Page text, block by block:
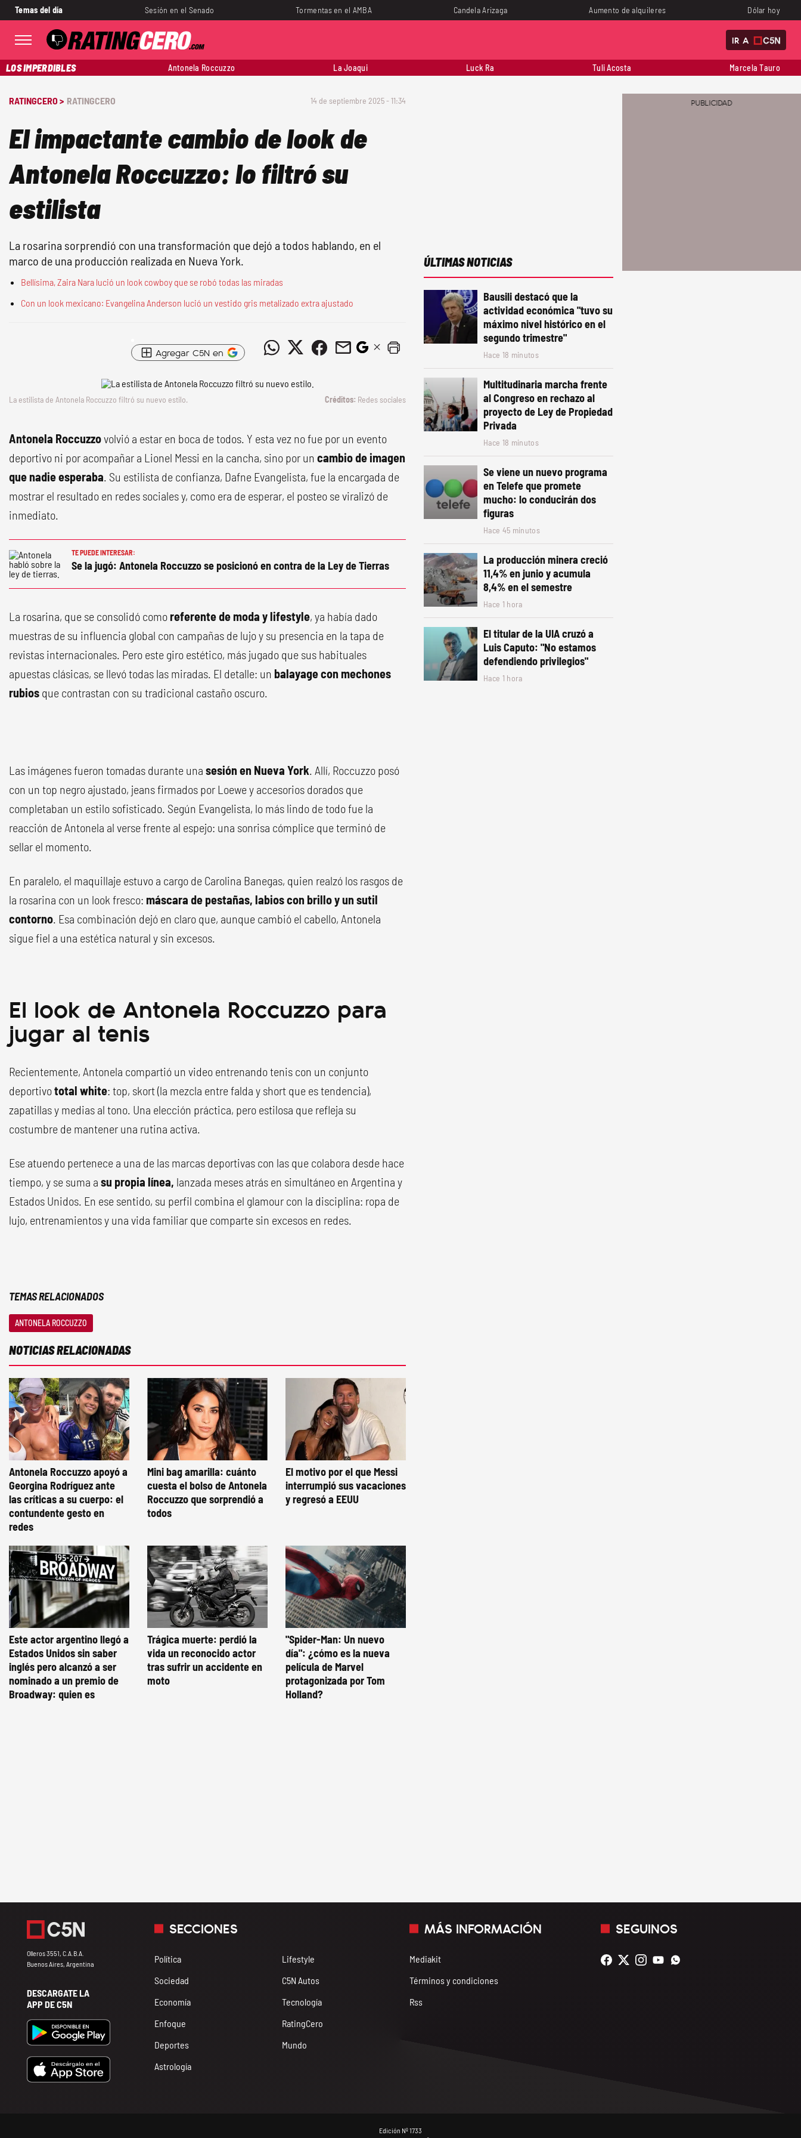
Temas del día Sesión en el Senado Tormentas en el AMBA Candela Arizaga Aumento de alquileres Dólar hoy
IR A
LOS IMPERDIBLES Antonela Roccuzzo La Joaqui Luck Ra Tuli Acosta Marcela Tauro
RATINGCERO > RATINGCERO 14 de septiembre 2025 - 11:34
El impactante cambio de look de
Antonela Roccuzzo: lo filtró su
estilista
La rosarina sorprendió con una transformación que dejó a todos hablando, en el
marco de una producción realizada en Nueva York.
Bellísima, Zaira Nara lució un look cowboy que se robó todas las miradas
Con un look mexicano: Evangelina Anderson lució un vestido gris metalizado extra ajustado
Agregar C5N en
La estilista de Antonela Roccuzzo filtró su nuevo estilo. Redes sociales
Antonela Roccuzzovolvió a estar en boca de todos. Y esta vez no fue por un evento
deportivo ni por acompañar a Lionel Messi en la cancha, sino por un cambio de imagen
que nadie esperaba. Su estilista de confianza, Dafne Evangelista, fue la encargada de
mostrar el resultado en redes sociales y, como era de esperar, el posteo se viralizó de
inmediato.
TE PUEDE INTERESAR:
Se la jugó: Antonela Roccuzzo se posicionó en contra de la Ley de Tierras
La rosarina, que se consolidó como referente de moda y lifestyle, ya había dado
muestras de su influencia global con campañas de lujo y su presencia en la tapa de
revistas internacionales. Pero este giro estético, más jugado que sus habituales
apuestas clásicas, se llevó todas las miradas. El detalle: un balayage con mechones
rubios que contrastan con su tradicional castaño oscuro.
Las imágenes fueron tomadas durante una sesión en Nueva York. Allí, Roccuzzo posó
con un top negro ajustado, jeans firmados por Loewe y accesorios dorados que
completaban un estilo sofisticado. Según Evangelista, lo más lindo de todo fue la
reacción de Antonela al verse frente al espejo: una sonrisa cómplice que terminó de
sellar el momento.
En paralelo, el maquillaje estuvo a cargo de Carolina Banegas, quien realzó los rasgos de
la rosarina con un look fresco: máscara de pestañas, labios con brillo y un sutil
contorno. Esa combinación dejó en claro que, aunque cambió el cabello, Antonela
sigue fiel a una estética natural y sin excesos.
El look de Antonela Roccuzzo para
jugar al tenis
Recientemente, Antonela compartió un video entrenando tenis con un conjunto
deportivototal white: top, skort (la mezcla entre falda y short que es tendencia),
zapatillas y medias al tono. Una elección práctica, pero estilosa que refleja su
costumbre de mantener una rutina activa.
Ese atuendo pertenece a una de las marcas deportivas con las que colabora desde hace
tiempo, y se suma a su propia línea, lanzada meses atrás en simultáneo en Argentina y
Estados Unidos. En ese sentido, su perfil combina el glamour con la disciplina: ropa de
lujo, entrenamientos y una vida familiar que comparte sin excesos en redes.
TEMAS RELACIONADOS
ANTONELA ROCCUZZO
NOTICIAS RELACIONADAS
Antonela Roccuzzo apoyó a
Georgina Rodríguez ante
las críticas a su cuerpo: el
contundente gesto en
redes
Mini bag amarilla: cuánto
cuesta el bolso de Antonela
Roccuzzo que sorprendió a
todos
El motivo por el que Messi
interrumpió sus vacaciones
y regresó a EEUU
Este actor argentino llegó a
Estados Unidos sin saber
inglés pero alcanzó a ser
nominado a un premio de
Broadway: quien es
Trágica muerte: perdió la
vida un reconocido actor
tras sufrir un accidente en
moto
"Spider-Man: Un nuevo
día": ¿cómo es la nueva
película de Marvel
protagonizada por Tom
Holland?
ÚLTIMAS NOTICIAS
Bausili destacó que la
actividad económica "tuvo su
máximo nivel histórico en el
segundo trimestre"
Hace 18 minutos
Multitudinaria marcha frente
al Congreso en rechazo al
proyecto de Ley de Propiedad
Privada
Hace 18 minutos
Se viene un nuevo programa
en Telefe que promete
mucho: lo conducirán dos
figuras
Hace 45 minutos
La producción minera creció
11,4% en junio y acumula
8,4% en el semestre
Hace 1 hora
El titular de la UIA cruzó a
Luis Caputo: "No estamos
defendiendo privilegios"
Hace 1 hora
Olleros 3551, C.A.B.A.
Buenos Aires, Argentina
DESCARGATE LA
APP DE C5N
SECCIONES
Política
Sociedad
Economía
Enfoque
Deportes
Astrología
Lifestyle
C5N Autos
Tecnología
RatingCero
Mundo
MÁS INFORMACIÓN
Mediakit
Términos y condiciones
Rss
SEGUINOS
Edición Nº 1733